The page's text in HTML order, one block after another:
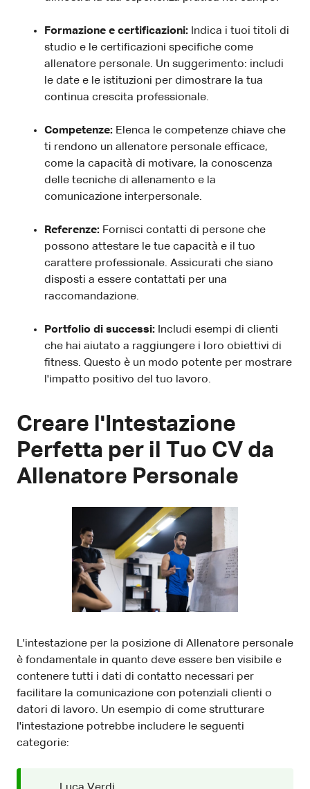
Formazione e certificazioni: Indica i tuoi titoli di
studio e le certificazioni specifiche come
allenatore personale. Un suggerimento: includi
le date e le istituzioni per dimostrare la tua
continua crescita professionale.
Competenze: Elenca le competenze chiave che
ti rendono un allenatore personale efficace,
come la capacità di motivare, la conoscenza
delle tecniche di allenamento e la
comunicazione interpersonale.
Referenze: Fornisci contatti di persone che
possono attestare le tue capacità e il tuo
carattere professionale. Assicurati che siano
disposti a essere contattati per una
raccomandazione.
Portfolio di successi: Includi esempi di clienti
che hai aiutato a raggiungere i loro obiettivi di
fitness. Questo è un modo potente per mostrare
l'impatto positivo del tuo lavoro.
Creare l'Intestazione
Perfetta per il Tuo CV da
Allenatore Personale
L'intestazione per la posizione di Allenatore personale
è fondamentale in quanto deve essere ben visibile e
contenere tutti i dati di contatto necessari per
facilitare la comunicazione con potenziali clienti o
datori di lavoro. Un esempio di come strutturare
l'intestazione potrebbe includere le seguenti
categorie: